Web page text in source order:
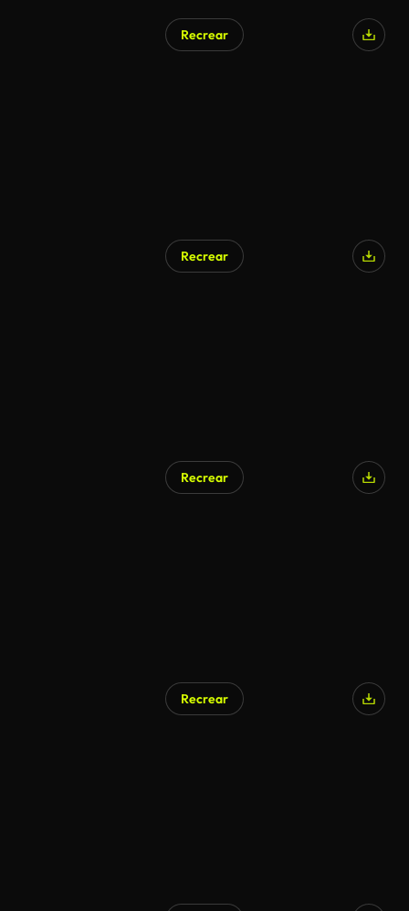
Recrear
Recrear
Recrear
Recrear